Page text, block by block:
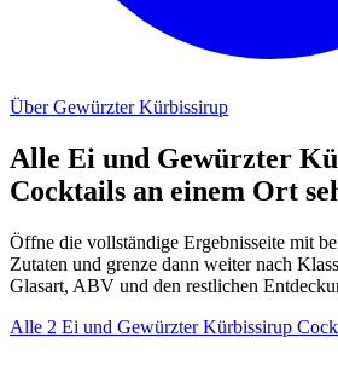
Über Gewürzter Kürbissirup
Alle Ei und Gewürzter
Cocktails an einem Ort
Öffne die vollständige Ergebnisseite mit
Zutaten und grenze dann weiter nach
Glasart, ABV und den restlichen
Alle 2 Ei und Gewürzter Kürbissirup